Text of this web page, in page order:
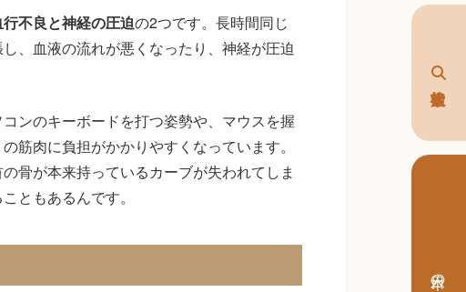
本日の予約状況
行不良と神経の圧迫の2つです。長時間同じ
、血液の流れが悪くなったり、神経が圧迫
ンのキーボードを打つ姿勢や、マウスを握
筋肉に負担がかかりやすくなっています。
骨が本来持っているカーブが失われてしま
ともあるんです。